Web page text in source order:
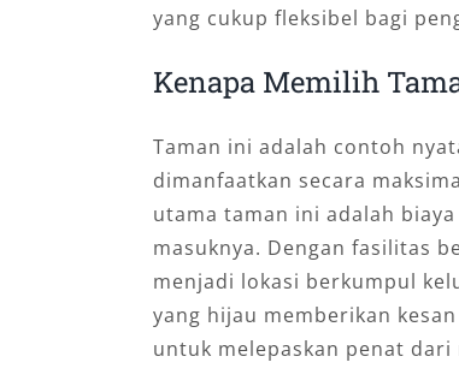
yang cukup fleksibel bagi
Kenapa Memilih
Taman ini adalah contoh
dimanfaatkan secara
utama taman ini adalah
masuknya. Dengan fasilitas
menjadi lokasi berkumpul
yang hijau memberikan
untuk melepaskan penat